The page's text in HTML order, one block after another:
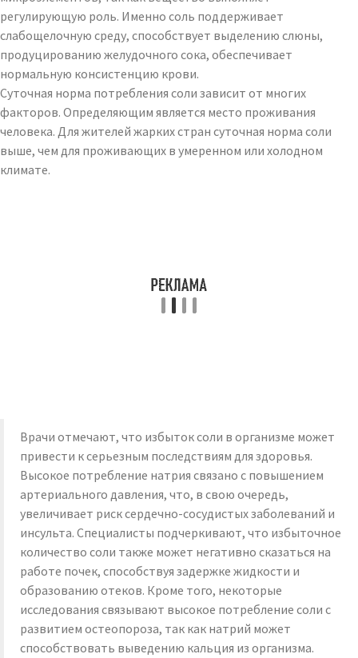
регулирующую роль. Именно соль поддерживает
слабощелочную среду, способствует выделению слюны,
продуцированию желудочного сока, обеспечивает
нормальную консистенцию крови.
Суточная норма потребления соли зависит от многих
факторов. Определяющим является место проживания
человека. Для жителей жарких стран суточная норма соли
выше, чем для проживающих в умеренном или холодном
климате.
Врачи отмечают, что избыток соли в организме может
привести к серьезным последствиям для здоровья.
Высокое потребление натрия связано с повышением
артериального давления, что, в свою очередь,
увеличивает риск сердечно-сосудистых заболеваний и
инсульта. Специалисты подчеркивают, что избыточное
количество соли также может негативно сказаться на
работе почек, способствуя задержке жидкости и
образованию отеков. Кроме того, некоторые
исследования связывают высокое потребление соли с
развитием остеопороза, так как натрий может
способствовать выведению кальция из организма.